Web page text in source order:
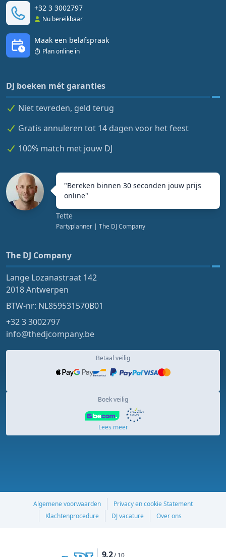
+32 3 3002797
Nu bereikbaar
Maak een belafspraak
Plan online in
DJ boeken mét garanties
Niet tevreden, geld terug
Gratis annuleren tot 14 dagen voor het feest
100% match met jouw DJ
"Bereken binnen 30 seconden jouw prijs
online"
Tette
Partyplanner | The DJ Company
The DJ Company
Lange Lozanastraat 142
2018 Antwerpen
BTW-nr: NL859531570B01
+32 3 3002797
info@thedjcompany.be
Betaal veilig
Boek veilig
Lees meer
Algemene voorwaarden
Privacy en cookie Statement
Klachtenprocedure
DJ vacature Over ons
9.2/ 10